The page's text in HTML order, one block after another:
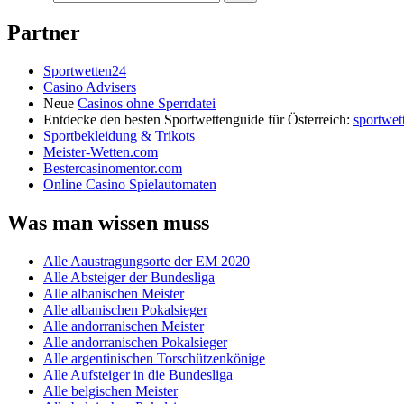
Partner
Sportwetten24
Casino Advisers
Neue Casinos ohne Sperrdatei
Entdecke den besten Sportwettenguide für Österreich:
Sportbekleidung & Trikots
Meister-Wetten.com
Bestercasinomentor.com
Online Casino Spielautomaten
Was man wissen muss
Alle Aaustragungsorte der EM 2020
Alle Absteiger der Bundesliga
Alle albanischen Meister
Alle albanischen Pokalsieger
Alle andorranischen Meister
Alle andorranischen Pokalsieger
Alle argentinischen Torschützenkönige
Alle Aufsteiger in die Bundesliga
Alle belgischen Meister